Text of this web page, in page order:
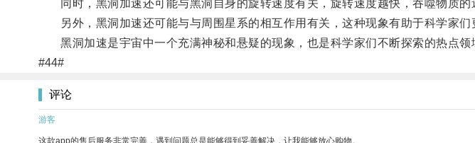
同时，黑洞加速还可能与黑洞自身的旋转速度有关，旋转速度越快，吞噬物质的
另外，黑洞加速还可能与与周围星系的相互作用有关，这种现象有助于科学家们
黑洞加速是宇宙中一个充满神秘和悬疑的现象，也是科学家们不断探索的热点领
#44#
评论
游客
这款app的售后服务非常完善，遇到问题总是能够得到妥善解决，让我能够放心购物。